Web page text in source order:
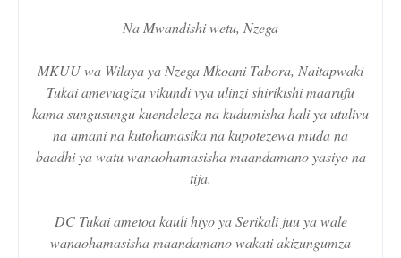
Na Mwandishi wetu, Nzega
MKUU wa Wilaya ya Nzega Mkoani Tabora, Naitapwaki
Tukai ameviagiza vikundi vya ulinzi shirikishi maarufu
kama sungusungu kuendeleza na kudumisha hali ya utulivu
na amani na kutohamasika na kupotezewa muda na
baadhi ya watu wanaohamasisha maandamano yasiyo na
tija.
DC Tukai ametoa kauli hiyo ya Serikali juu ya wale
wanaohamasisha maandamano wakati akizungumza